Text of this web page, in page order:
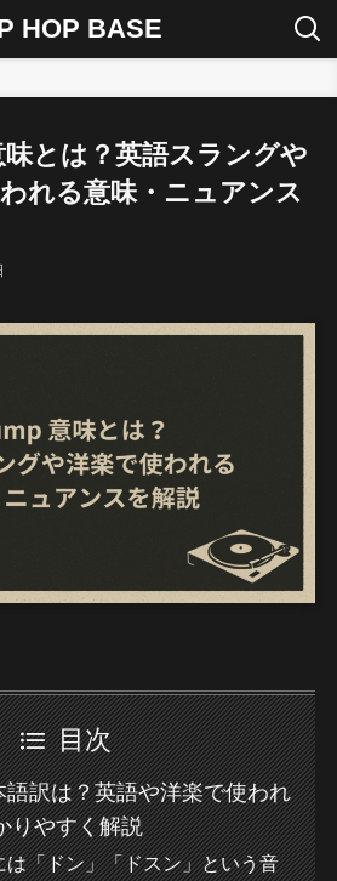
HOP BASE
とは？英語スラングや
れる意味・ニュアンス
目次
語訳は？英語や洋楽で使われ
りやすく解説
は「ドン」「ドスン」という音